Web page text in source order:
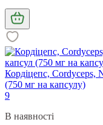
Кордіцепс, Cordyceps,
(750 мг на капсулу)
9
В наявності